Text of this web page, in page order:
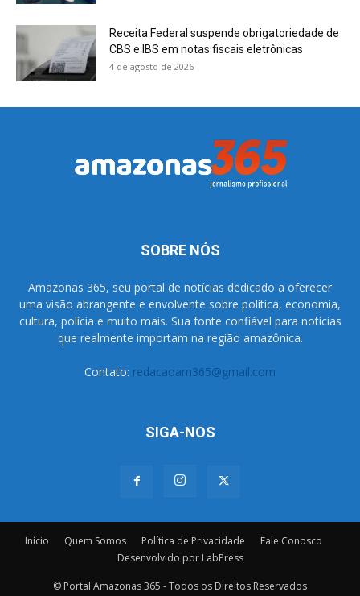
Receita Federal suspende obrigatoriedade de
CBS e IBS em notas fiscais eletrônicas
4 de agosto de 2026
SOBRE NÓS
Amazonas 365, seu portal de notícias dedicado a oferecer
uma visão abrangente e envolvente sobre política, economia,
cultura, polícia e muito mais. Sua fonte confiável para notícias
que realmente importam na região amazônica.
Contato: redacaoam365@gmail.com
SIGA-NOS
Início Quem Somos Política de Privacidade
Fale Conosco
Desenvolvido por LabPress
© Portal Amazonas 365 - Todos os Direitos Reservados